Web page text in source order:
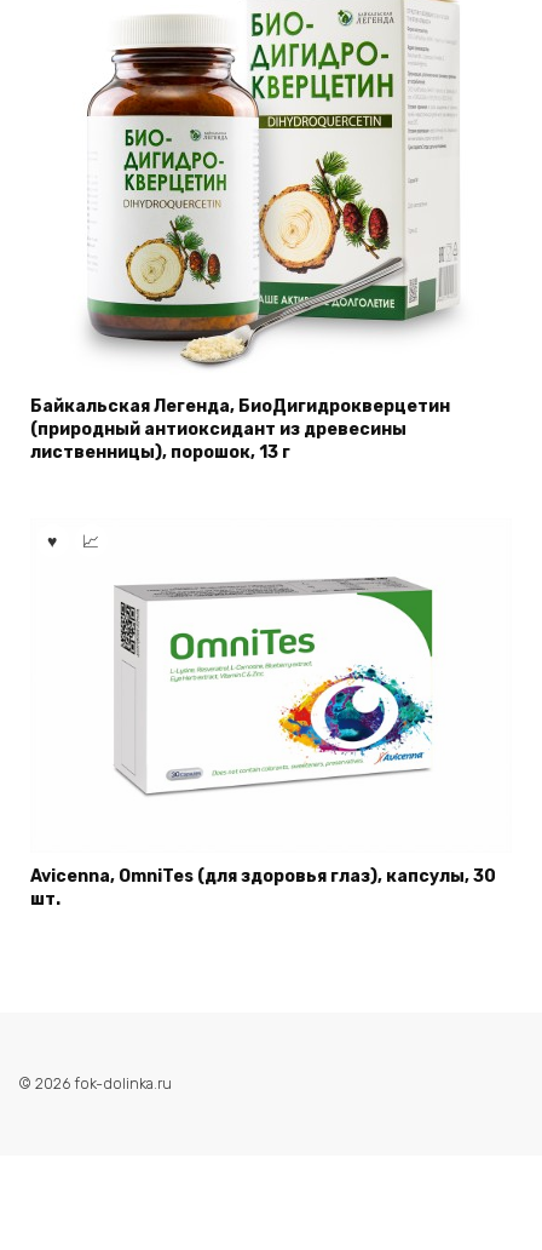
Байкальская Легенда, БиоДигидрокверцетин
(природный антиоксидант из древесины
лиственницы), порошок, 13 г
Avicenna, OmniTes (для здоровья глаз), капсулы, 30
шт.
© 2026 fok-dolinka.ru